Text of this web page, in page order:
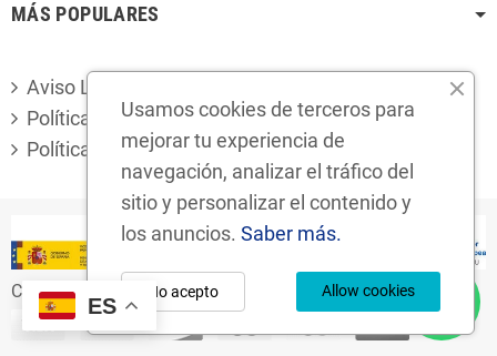
ES
MÁS POPULARES
Aviso Legal
Política de privacidad
Política de cookies
Copyright © 2024 Desguaces Foro S.L.
Usamos cookies de terceros para
mejorar tu experiencia de
navegación, analizar el tráfico del
sitio y personalizar el contenido y
los anuncios. Saber más.
Allow cookies
No acepto